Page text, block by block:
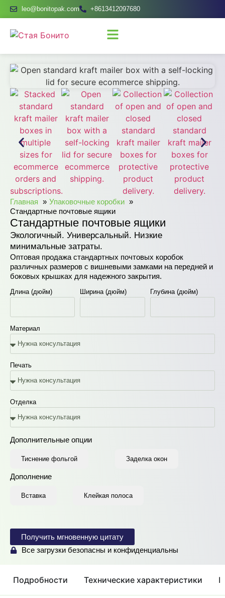
leo@bonitopak.com +8613412097680
Главная
Упаковочные коробки
Стандартные почтовые ящики
Стандартные почтовые ящики
Экологичный. Универсальный. Низкие
минимальные затраты.
Оптовая продажа стандартных почтовых коробок
различных размеров с вишневыми замками на передней и
боковых крышках для надежного закрытия.
Длина (дюйм) Ширина (дюйм) Глубина (дюйм)
Материал
Печать
Отделка
Дополнительные опции
Тиснение фольгой Заделка окон
Дополнение
Вставка Клейкая полоса
Получить мгновенную цитату
Все загрузки безопасны и конфиденциальны
Подробности Технические характеристики